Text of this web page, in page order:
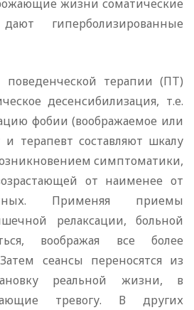
жизни соматические
гиперболизированные
терапии (ПТ)
десенсибилизация, т.е.
фобии (воображаемое или
и терапевт составляют шкалу
симптоматики,
от наименее от
Применяя приемы
релаксации, больной
воображая все более
сеансы переносятся из
реальной жизни, в
тревогу. В других